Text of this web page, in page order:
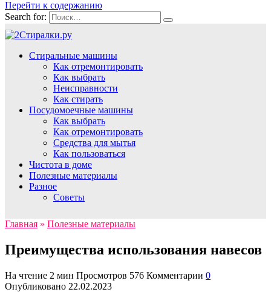
Перейти к содержанию
Search for:
Стиральные машины
Как отремонтировать
Как выбрать
Неисправности
Как стирать
Посудомоечные машины
Как выбрать
Как отремонтировать
Средства для мытья
Как пользоваться
Чистота в доме
Полезные материалы
Разное
Советы
Главная » Полезные материалы
Преимущества использования навесов
На чтение 2 мин Просмотров 576 Комментарии 0
Опубликовано 22.02.2023